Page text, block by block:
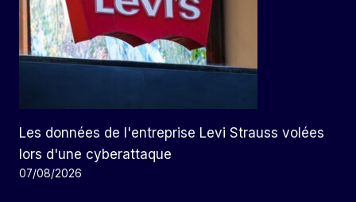
Les données de l'entreprise Levi Strauss volées
lors d'une cyberattaque
07/08/2026